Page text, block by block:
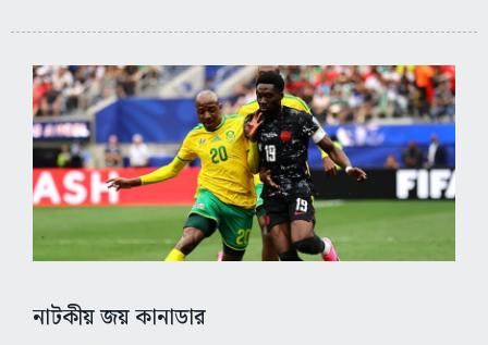
নাটকীয় জয় কানাডার